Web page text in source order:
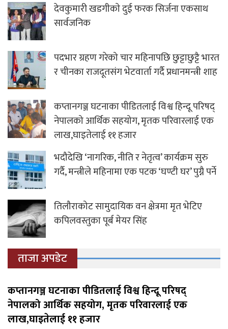
देवकुमारी खडगीकाे दुई फरक सिर्जना एकसाथ
सार्वजनिक
पदभार ग्रहण गरेको चार महिनापछि छुट्टाछुट्टै भारत
र चीनका राजदूतसंग भेटवार्ता गर्दै प्रधानमन्त्री शाह
कप्तानगञ्ज घटनाका पीडितलाई विश्व हिन्दू परिषद्
नेपालको आर्थिक सहयोग, मृतक परिवारलाई एक
लाख,घाइतेलाई ११ हजार
भदौदेखि ‘नागरिक, नीति र नेतृत्व’ कार्यक्रम सुरु
गर्दै, मन्त्रीले महिनामा एक पटक ‘घण्टी घर’ पुग्नै पर्ने
तिलौराकोट सामुदायिक वन क्षेत्रमा मृत भेटिए
कपिलवस्तुका पूर्ब मेयर सिंह
ताजा अपडेट
कप्तानगञ्ज घटनाका पीडितलाई विश्व हिन्दू परिषद्
नेपालको आर्थिक सहयोग, मृतक परिवारलाई एक
लाख,घाइतेलाई ११ हजार